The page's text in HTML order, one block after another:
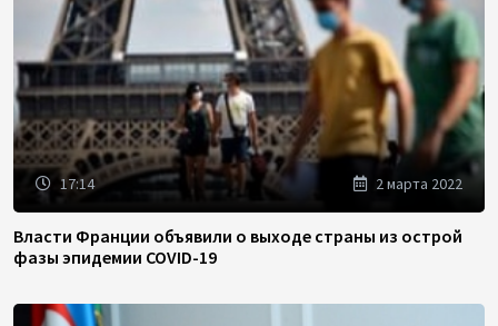
17:14 2 марта 2022
Власти Франции объявили о выходе страны из острой
фазы эпидемии COVID-19